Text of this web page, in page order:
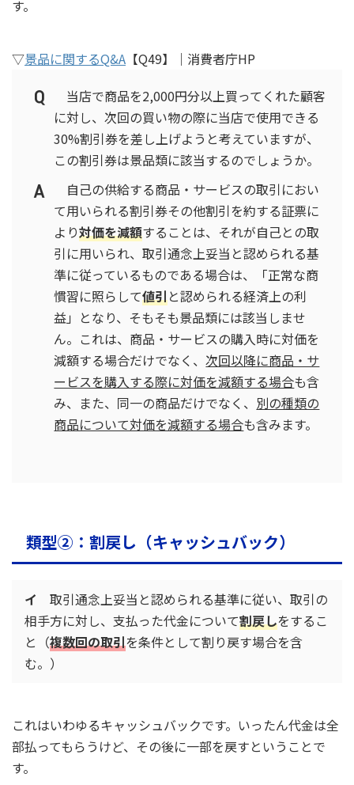
す。
▽景品に関するQ&A 【Q49】｜消費者庁HP
当店で商品を2,000円分以上買ってくれた顧客
に対し、次回の買い物の際に当店で使用できる
30%割引券を差し上げようと考えていますが、
この割引券は景品類に該当するのでしょうか。
自己の供給する商品・サービスの取引におい
て用いられる割引券その他割引を約する証票に
より対価を減額することは、それが自己との取
引に用いられ、取引通念上妥当と認められる基
準に従っているものである場合は、「正常な商
慣習に照らして値引と認められる経済上の利
益」となり、そもそも景品類には該当しませ
ん。これは、商品・サービスの購入時に対価を
減額する場合だけでなく、次回以降に商品・サ
ービスを購入する際に対価を減額する場合も含
み、また、同一の商品だけでなく、 別の種類の
商品について対価を減額する場合も含みます。
類型②：割戻し（キャッシュバック）
イ 取引通念上妥当と認められる基準に従い、取引の
相手方に対し、支払った代金について割戻しをするこ
と（複数回の取引を条件として割り戻す場合を含
む。）
これはいわゆるキャッシュバックです。いったん代金は全
部払ってもらうけど、その後に一部を戻すということで
す。